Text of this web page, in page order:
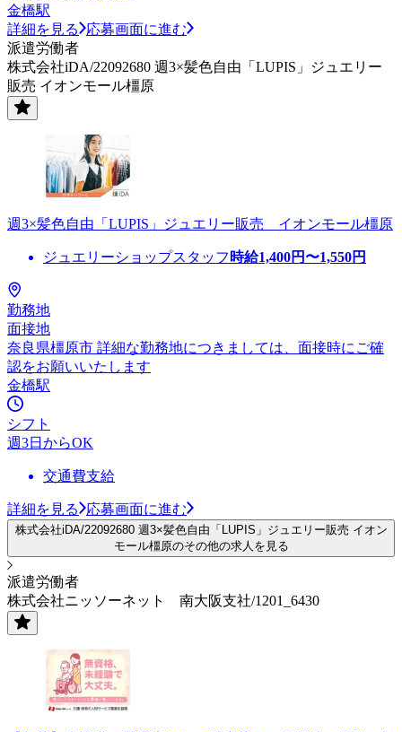
金橋駅
詳細を見る
応募画面に進む
派遣労働者
株式会社iDA/22092680 週3×髪色自由「LUPIS」ジュエリー
販売 イオンモール橿原
週3×髪色自由「LUPIS」ジュエリー販売 イオンモール橿原
ジュエリーショップスタッフ 時給1,400円〜1,550円
勤務地
面接地
奈良県橿原市 詳細な勤務地につきましては、面接時にご確
認をお願いいたします
金橋駅
シフト
週3日からOK
交通費支給
詳細を見る 応募画面に進む
株式会社iDA/22092680 週3×髪色自由「LUPIS」ジュエリー販売 イオン
モール橿原のその他の求人を見る
派遣労働者
株式会社ニッソーネット 南大阪支社/1201_6430